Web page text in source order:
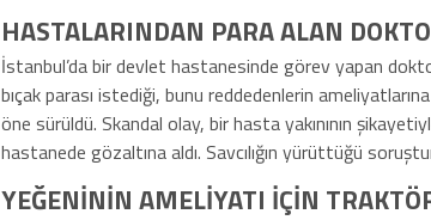
HASTALARINDAN PARA ALAN
İstanbul’da bir devlet hastanesinde görev yapan
bıçak parası istediği, bunu reddedenlerin
öne sürüldü. Skandal olay, bir hasta yakınının
hastanede gözaltına aldı. Savcılığın yürüttüğü
YEĞENİNİN AMELİYATI İÇİN